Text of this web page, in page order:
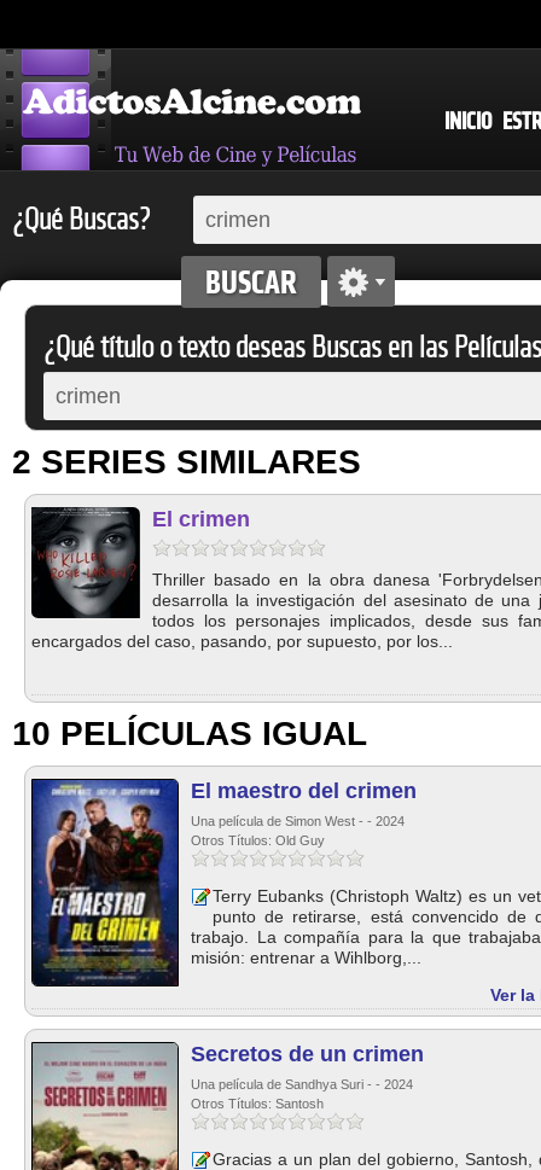
INICIO
¿Qué Buscas?
¿Qué título o texto deseas Buscas en las
2 SERIES SIMILARES
El crimen
Thriller basado en la obra danesa
desarrolla la investigación del asesinato de
todos los personajes implicados, desde sus
encargados del caso, pasando, por supuesto, por los...
10 PELÍCULAS IGUAL
El maestro del crimen
Una película de Simon West - - 2024
Otros Títulos: Old Guy
Terry Eubanks (Christoph Waltz) es un
punto de retirarse, está convencido
trabajo. La compañía para la que
misión: entrenar a Wihlborg,...
Ver
Secretos de un crimen
Una película de Sandhya Suri - - 2024
Otros Títulos: Santosh
Gracias a un plan del gobierno,